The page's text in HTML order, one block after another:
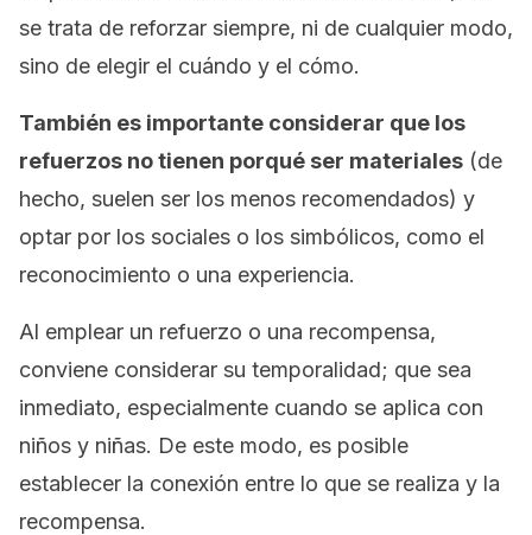
se trata de reforzar siempre, ni de cualquier modo,
sino de elegir el cuándo y el cómo.
También es importante considerar que los
refuerzos no tienen porqué ser materiales (de
hecho, suelen ser los menos recomendados) y
optar por los sociales o los simbólicos, como el
reconocimiento o una experiencia.
Al emplear un refuerzo o una recompensa,
conviene considerar su temporalidad; que sea
inmediato, especialmente cuando se aplica con
niños y niñas. De este modo, es posible
establecer la conexión entre lo que se realiza y la
recompensa.